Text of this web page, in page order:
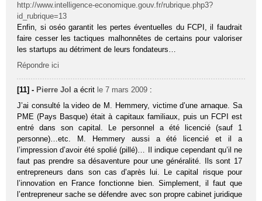
http://www.intelligence-economique.gouv.fr/rubrique.php3?
id_rubrique=13
Enfin, si oséo garantit les pertes éventuelles du FCPI, il faudrait
faire cesser les tactiques malhonnêtes de certains pour valoriser
les startups au détriment de leurs fondateurs…
Répondre ici
[11] - Pierre Jol a écrit le 7 mars 2009 :
J’ai consulté la video de M. Hemmery, victime d’une arnaque. Sa
PME (Pays Basque) était à capitaux familiaux, puis un FCPI est
entré dans son capital. Le personnel a été licencié (sauf 1
personne)…etc. M. Hemmery aussi a été licencié et il a
l’impression d’avoir été spolié (pillé)… Il indique cependant qu’il ne
faut pas prendre sa désaventure pour une généralité. Ils sont 17
entrepreneurs dans son cas d’après lui. Le capital risque pour
l’innovation en France fonctionne bien. Simplement, il faut que
l’entrepreneur sache se défendre avec son propre cabinet juridique